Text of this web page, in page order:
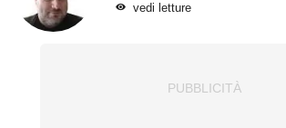
vedi letture